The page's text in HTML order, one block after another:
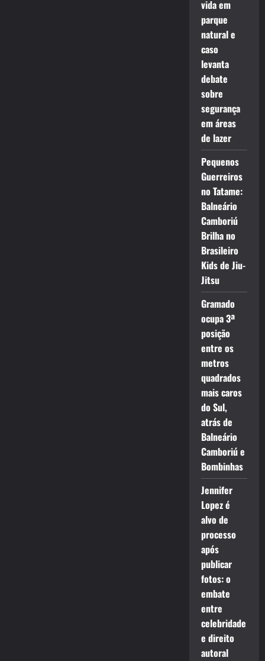
vida em
parque
natural e
caso
levanta
debate
sobre
segurança
em áreas
de lazer
Pequenos
Guerreiros
no Tatame:
Balneário
Camboriú
Brilha no
Brasileiro
Kids de Jiu-
Jitsu
Gramado
ocupa 3ª
posição
entre os
metros
quadrados
mais caros
do Sul,
atrás de
Balneário
Camboriú e
Bombinhas
Jennifer
Lopez é
alvo de
processo
após
publicar
fotos: o
embate
entre
celebridade
e direito
autoral